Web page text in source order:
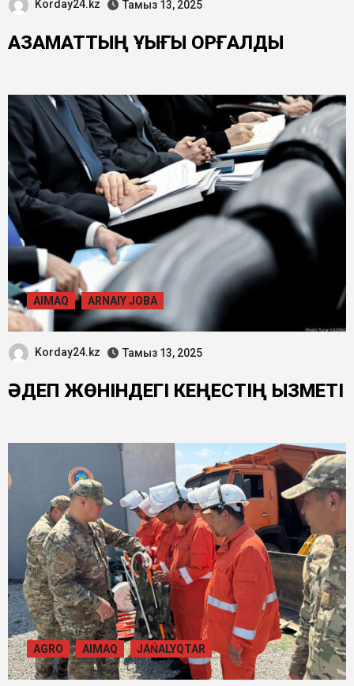
Korday24.kz Тамыз 13, 2025
АЗАМАТТЫҢ ҚҰҚЫҒЫ ҚОРҒАЛДЫ
AIMAQ ARNAIY JOBA
Korday24.kz Тамыз 13, 2025
ӘДЕП ЖӨНІНДЕГІ КЕҢЕСТІҢ ҚЫЗМЕТІ
AGRO AIMAQ JAŃALYQTAR